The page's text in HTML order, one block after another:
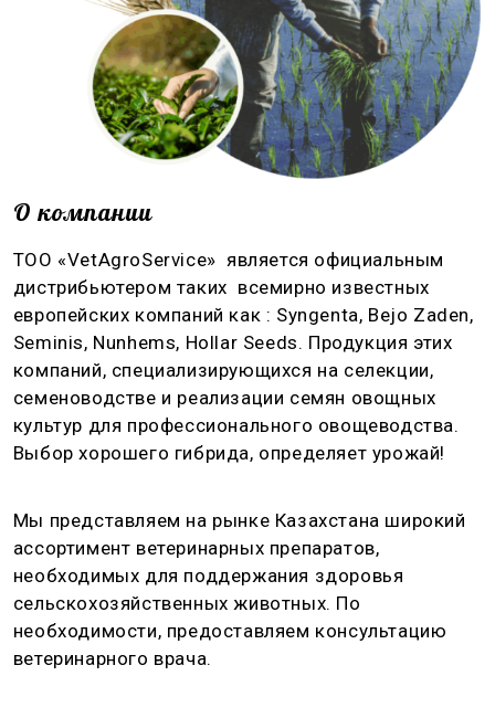
О компании
ТОО «VetAgroService» является официальным
дистрибьютером таких всемирно известных
европейских компаний как : Syngenta, Bejo Zaden,
Seminis, Nunhems, Hollar Seeds. Продукция этих
компаний, специализирующихся на селекции,
семеноводстве и реализации семян овощных
культур для профессионального овощеводства.
Выбор хорошего гибрида, определяет урожай!
Мы представляем на рынке Казахстана широкий
ассортимент ветеринарных препаратов,
необходимых для поддержания здоровья
сельскохозяйственных животных. По
необходимости, предоставляем консультацию
ветеринарного врача.